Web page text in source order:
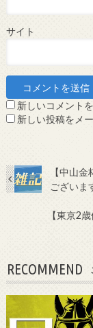
サイト
新しいコメント
新しい投稿をメ
【中山
ございま
【東京2
RECOMMEND